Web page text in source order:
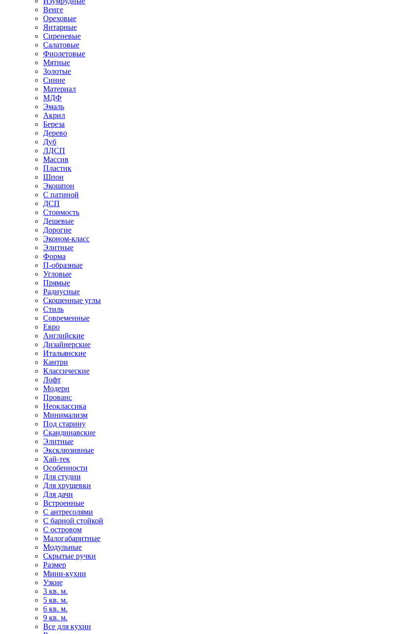
Венге
Ореховые
Янтарные
Сиреневые
Салатовые
Фиолетовые
Мятные
Золотые
Синие
Материал
МДФ
Эмаль
Акрил
Береза
Дерево
Дуб
ЛДСП
Массив
Пластик
Шпон
Экошпон
С патиной
ДСП
Стоимость
Дешевые
Дорогие
Эконом-класс
Элитные
Форма
П-образные
Угловые
Прямые
Радиусные
Скошенные углы
Стиль
Современные
Евро
Английские
Дизайнерские
Итальянские
Кантри
Классические
Лофт
Модерн
Прованс
Неоклассика
Минимализм
Под старину
Скандинавские
Элитные
Эксклюзивные
Хай-тек
Особенности
Для студии
Для хрущевки
Для дачи
Встроенные
С антресолями
С барной стойкой
С островом
Малогабаритные
Модульные
Скрытые ручки
Размер
Мини-кухни
Узкие
3 кв. м.
5 кв. м.
6 кв. м.
9 кв. м.
Все для кухни